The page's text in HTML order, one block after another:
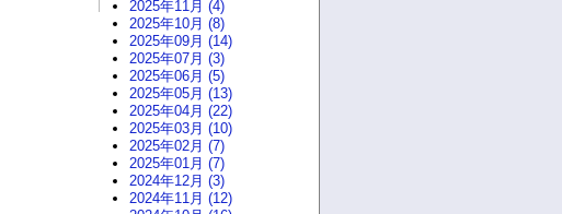
2025年11月 (4)
2025年10月 (8)
2025年09月 (14)
2025年07月 (3)
2025年06月 (5)
2025年05月 (13)
2025年04月 (22)
2025年03月 (10)
2025年02月 (7)
2025年01月 (7)
2024年12月 (3)
2024年11月 (12)